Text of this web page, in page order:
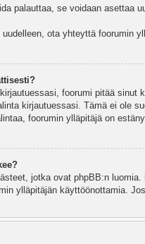
palauttaa, se voidaan asettaa
ota yhteyttä foorumin
foorumi pitää sinut
kirjautuessasi. Tämä ei ole
foorumin ylläpitäjä on
jotka ovat phpBB:n
ylläpitäjän käyttöönottamia.